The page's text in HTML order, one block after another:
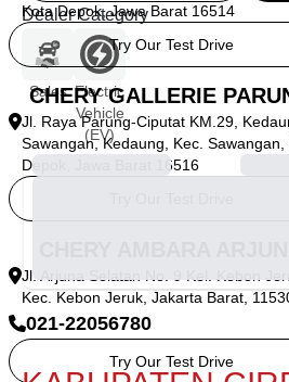
Kota Depok, Jawa Barat 16514
Try Our Test Drive
CHERY GALLERIE
Jl. Raya Parung-Ciputat KM.29,
Sawangan, Kedaung, Kec. Sawangan,
Depok, Jawa Barat 16516
Jl. Arjuna Selatan No. 9 Kel. Kebon
Kec. Kebon Jeruk, Jakarta Barat,
021-22056780
Try Our Test Drive
Dealer Category
Sales Electric
Vehicle
(EV)